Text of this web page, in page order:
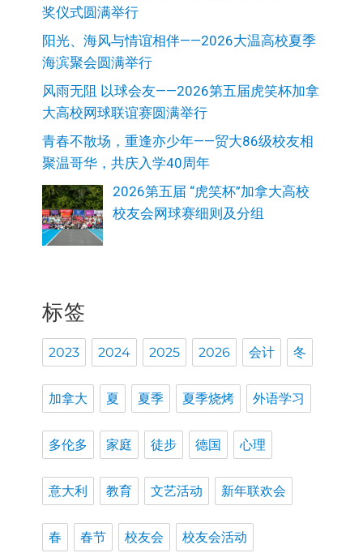
奖仪式圆满举行
阳光、海风与情谊相伴——2026大温高校夏季
海滨聚会圆满举行
风雨无阻 以球会友——2026第五届虎笑杯加拿
大高校网球联谊赛圆满举行
青春不散场，重逢亦少年——贸大86级校友相
聚温哥华，共庆入学40周年
2026第五届 “虎笑杯”加拿大高校
校友会网球赛细则及分组
标签
2023 2024 2025 2026 会计 冬
加拿大 夏 夏季 夏季烧烤 外语学习
多伦多 家庭 徒步 德国 心理
意大利 教育 文艺活动 新年联欢会
春 春节 校友会 校友会活动